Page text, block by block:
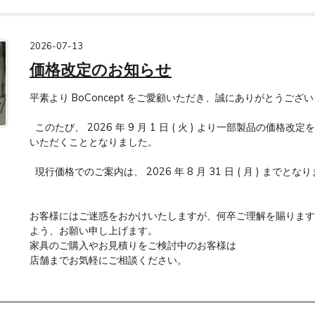
2026-07-13
価格改定のお知らせ
平素より BoConcept をご愛顧いただき、誠にありがとうござ
いただくこととなりました。
お客様にはご迷惑をおかけいたしますが、何卒ご理解を賜ります
よう、お願い申し上げます。
家具のご購入やお見積りをご検討中のお客様は
店舗までお気軽にご相談ください。